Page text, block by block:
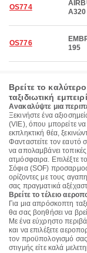
OS774
A320
OS776
195
Βρείτε το
ταξιδιωτική
Ανακαλύψτε μια
Ξεκινήστε ένα
(VIE), όπου μπορείτε
εκπληκτική θέα,
Φανταστείτε τον εαυτό
να απολαμβάνει
ατμόσφαιρα. Επιλέξτε
Σόφια (SOF)
ορίζοντες με τους
σας πραγματικά
Βρείτε το τέλειο
Για μια απρόσκοπτη
θα σας βοηθήσει να
Με ένα εύχρηστο
και να επιλέξετε
τον προϋπολογισμό σας.
στιγμής είτε καλά